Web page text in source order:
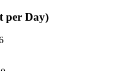
per Day)